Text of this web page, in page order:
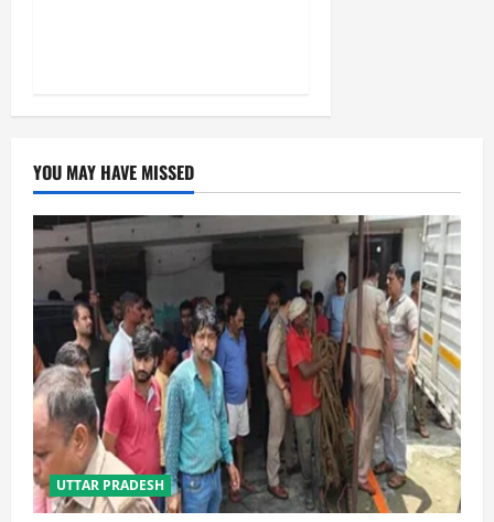
YOU MAY HAVE MISSED
UTTAR PRADESH